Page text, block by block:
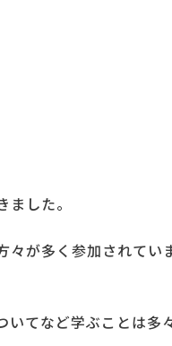
した。
々が多く参加されてい
いてなど学ぶことは多